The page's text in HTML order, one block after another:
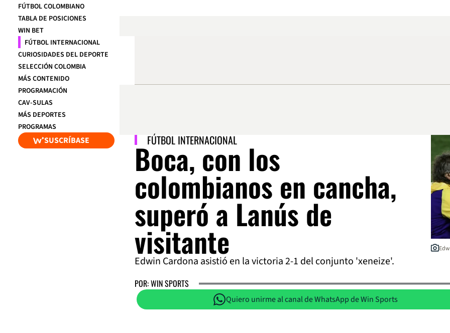
FÚTBOL COLOMBIANO
TABLA DE POSICIONES
WIN BET
FÚTBOL INTERNACIONAL
CURIOSIDADES DEL DEPORTE
SELECCIÓN COLOMBIA
MÁS CONTENIDO
PROGRAMACIÓN
CAV-SULAS
MÁS DEPORTES
PROGRAMAS
SUSCRÍBASE FÚTBOL INTERNACIONAL
Boca, con los
colombianos en cancha,
superó a Lanús de
visitante
Edwin Cardona asistió en la victoria 2-1 del conjunto 'xeneize'.
POR: WIN SPORTS
Quiero unirme al canal de WhatsApp de Win Sports